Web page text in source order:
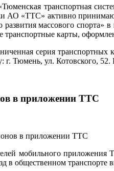
транспортная
АО «ТТС» активно
развития массового
транспортные карты,
серия
г. Тюмень, ул. Котовского,
в приложении ТТС
мобильного
в общественном транспорте